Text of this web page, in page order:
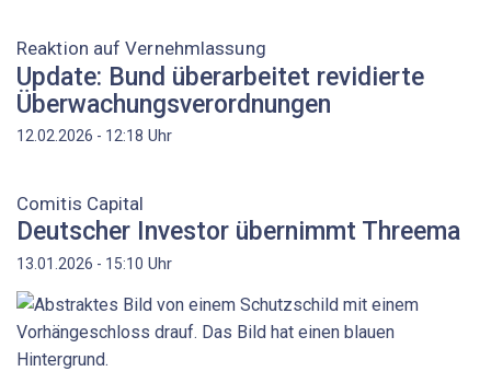
Reaktion auf Vernehmlassung
Update: Bund überarbeitet revidierte
Überwachungsverordnungen
12.02.2026 - 12:18 Uhr
Comitis Capital
Deutscher Investor übernimmt Threema
13.01.2026 - 15:10 Uhr